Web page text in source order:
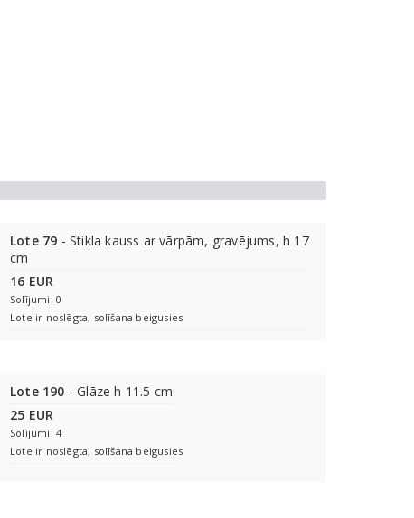
Lote 79 - Stikla kauss ar vārpām, gravējums, h 17
cm
16 EUR
Solījumi: 0
Lote ir noslēgta, solīšana beigusies
Lote 190 - Glāze h 11.5 cm
25 EUR
Solījumi: 4
Lote ir noslēgta, solīšana beigusies